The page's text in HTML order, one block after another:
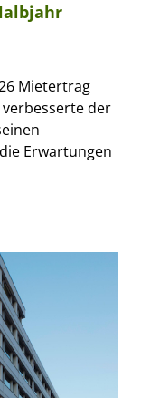
Mietertrag
der
Erwartungen